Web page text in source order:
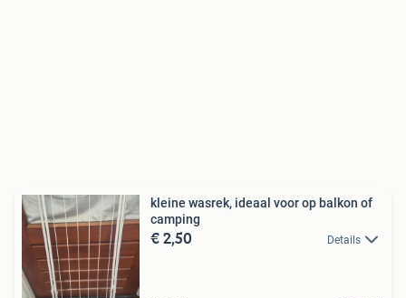
kleine wasrek, ideaal voor op balkon of
camping
€ 2,50 Details